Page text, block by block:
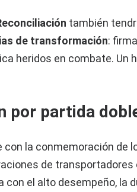
también
de transformación:
heridos en combate.
por partida
con la conmemoración de
de
con el alto desempeño, la